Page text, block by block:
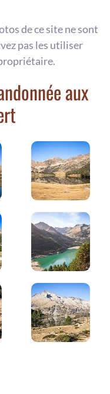
de ce site ne sont
pas les utiliser
aux